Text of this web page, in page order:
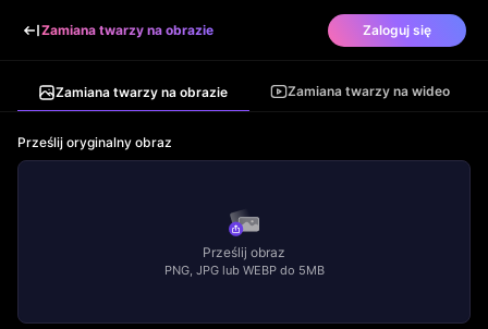
Zamiana twarzy na obrazie Zaloguj się
Zamiana twarzy na obrazie Zamiana twarzy na wideo
Prześlij oryginalny obraz
Prześlij obraz
PNG, JPG lub WEBP do 5MB